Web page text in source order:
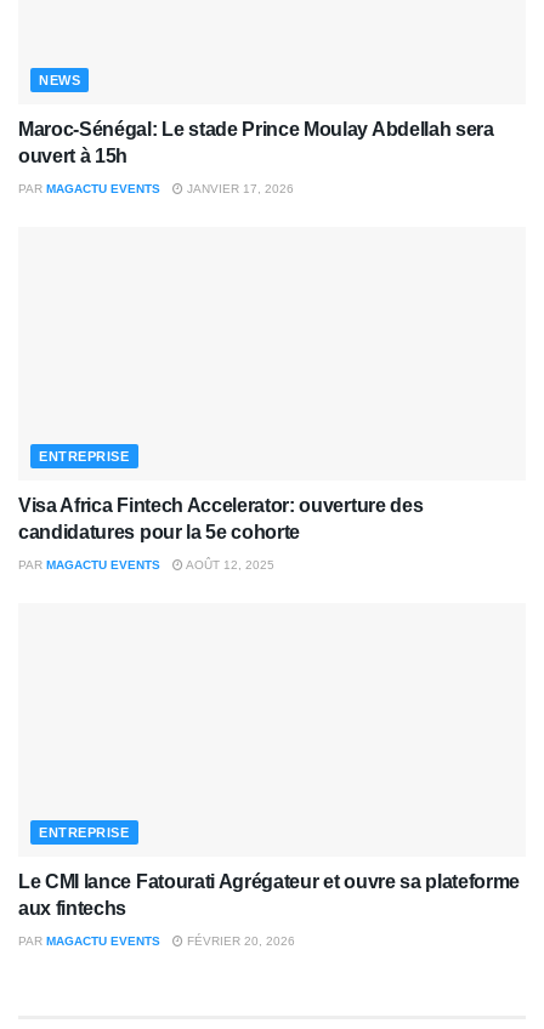
NEWS
Maroc-Sénégal: Le stade Prince Moulay Abdellah sera
ouvert à 15h
PAR MAGACTU EVENTS JANVIER 17, 2026
ENTREPRISE
Visa Africa Fintech Accelerator: ouverture des
candidatures pour la 5e cohorte
PAR MAGACTU EVENTS AOÛT 12, 2025
ENTREPRISE
Le CMI lance Fatourati Agrégateur et ouvre sa plateforme
aux fintechs
PAR MAGACTU EVENTS FÉVRIER 20, 2026